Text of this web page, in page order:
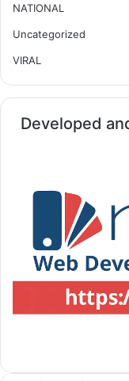
NATIONAL
Uncategorized
VIRAL
Developed